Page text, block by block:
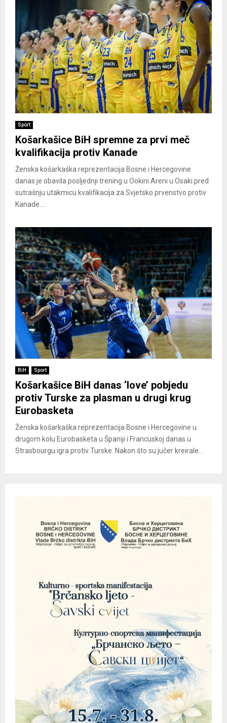
Sport
Košarkašice BiH spremne za prvi meč
kvalifikacija protiv Kanade
Ženska košarkaška reprezentacija Bosne i Hercegovine
danas je obavila posljednji trening u Ookini Areni u Osaki pred
sutrašnju utakmicu kvalifikacija za Svjetsko prvenstvo protiv
Kanade....
BiH Sport
Košarkašice BiH danas ‘love’ pobjedu
protiv Turske za plasman u drugi krug
Eurobasketa
Ženska košarkaška reprezentacija Bosne i Hercegovine u
drugom kolu Eurobasketa u Španiji i Francuskoj danas u
Strasbourgu igra protiv Turske. Nakon što su jučer kreirale...